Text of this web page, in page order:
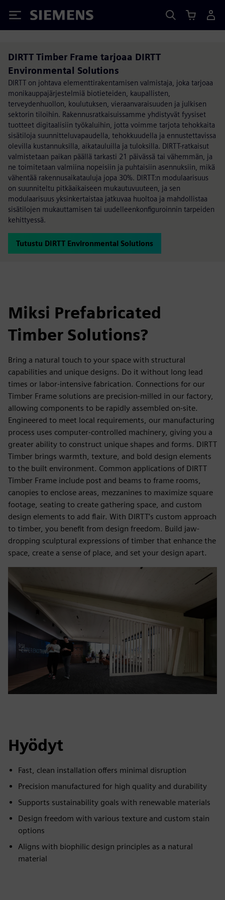
Siemens
DIRTT Timber Frame tarjoaa DIRTT
Environmental Solutions
DIRTT on johtava elementtirakentamisen valmistaja, joka tarjoaa
monikauppajärjestelmiä biotieteiden, kaupallisten,
terveydenhuollon, koulutuksen, vieraanvaraisuuden ja julkisen
sektorin tiloihin. Rakennusratkaisuissamme yhdistyvät fyysiset
tuotteet digitaalisiin työkaluihin, jotta voimme tarjota tehokkaita
sisätiloja suunnitteluvapaudella, tehokkuudella ja ennustettavissa
olevilla kustannuksilla, aikatauluilla ja tuloksilla. DIRTT-ratkaisut
valmistetaan paikan päällä tarkasti 21 päivässä tai vähemmän, ja
ne toimitetaan valmiina nopeisiin ja puhtaisiin asennuksiin, mikä
vähentää rakennusaikatauluja jopa 30%. DIRTT:n modulaarisuus
on suunniteltu pitkäaikaiseen mukautuvuuteen, ja sen
modulaarisuus yksinkertaistaa jatkuvaa huoltoa ja mahdollistaa
sisätilojen mukauttamisen tai uudelleenkonfiguroinnin tarpeiden
kehittyessä.
Tutustu DIRTT Environmental Solutions
Miksi Prefabricated
Timber Solutions?
Bring a natural touch to your space with structural
capabilities and unique designs. Do it without long lead
times or labor-intensive fabrication. Connections for our
Timber Frame solutions are precision-milled in our factory,
allowing components to be rapidly assembled on-site.
Engineered to meet local requirements, our manufacturing
process uses computer-controlled machinery, giving you a
greater ability to construct unique shapes and forms. DIRTT
Timber brings warmth, texture, and bold design elements
to the built environment. Common applications of DIRTT
Timber Frame include post and beams to frame rooms,
canopies to enclose areas, mezzanines to maximize square
footage, seating to create gathering space, and custom
design elements to add flair. With DIRTT’s custom approach
to timber, you benefit from design freedom. Build jaw-
dropping sculptural expressions of timber that enhance the
space, create a sense of place, and set your design apart.
Hyödyt
Fast, clean installation offers minimal disruption
Precision manufactured for high quality and durability
Supports sustainability goals with renewable materials
Design freedom with various texture and custom stain
options
Aligns with biophilic design principles as a natural
material